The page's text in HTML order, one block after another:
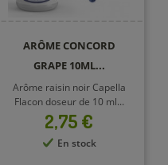
ARÔME CONCORD
GRAPE 10ML...
Arôme raisin noir Capella
Flacon doseur de 10 ml...
Prix
2,75 €
En stock